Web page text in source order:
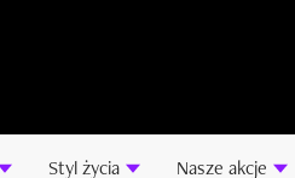
Styl życia Nasze akcje